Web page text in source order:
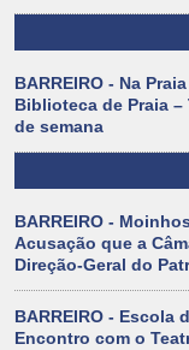
BARREIRO - Na
Biblioteca de Praia
de semana
BARREIRO -
Acusação que a
Direção-Geral do
BARREIRO - Escola
Encontro com o